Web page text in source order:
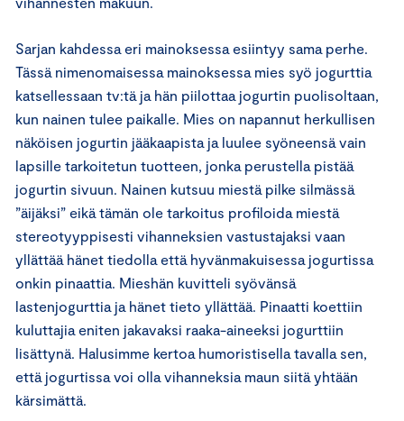
Sarjan kahdessa eri mainoksessa esiintyy sama perhe.
Tässä nimenomaisessa mainoksessa mies syö jogurttia
katsellessaan tv:tä ja hän piilottaa jogurtin puolisoltaan,
kun nainen tulee paikalle. Mies on napannut herkullisen
näköisen jogurtin jääkaapista ja luulee syöneensä vain
lapsille tarkoitetun tuotteen, jonka perustella pistää
jogurtin sivuun. Nainen kutsuu miestä pilke silmässä
”äijäksi” eikä tämän ole tarkoitus profiloida miestä
stereotyyppisesti vihanneksien vastustajaksi vaan
yllättää hänet tiedolla että hyvänmakuisessa jogurtissa
onkin pinaattia. Mieshän kuvitteli syövänsä
lastenjogurttia ja hänet tieto yllättää. Pinaatti koettiin
kuluttajia eniten jakavaksi raaka-aineeksi jogurttiin
lisättynä. Halusimme kertoa humoristisella tavalla sen,
että jogurtissa voi olla vihanneksia maun siitä yhtään
kärsimättä.